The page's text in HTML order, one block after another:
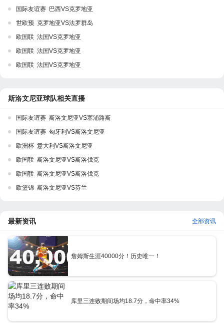
国际友谊赛 巴西VS克罗地亚
世欧预 克罗地亚VS法罗群岛
欧国联 法国VS克罗地亚
欧国联 法国VS克罗地亚
欧国联 法国VS克罗地亚
斯洛文尼亚球队相关直播
国际友谊赛 斯洛文尼亚VS塞浦路斯
国际友谊赛 匈牙利VS斯洛文尼亚
欧洲杯 意大利VS斯洛文尼亚
欧国联 斯洛文尼亚VS斯洛伐克
欧国联 斯洛文尼亚VS斯洛伐克
欧篮锦 斯洛文尼亚VS芬兰
最新资讯 全部资讯
詹姆斯生涯40000分！历史唯一！
库里三连败期间场均18.7分，命中率34%